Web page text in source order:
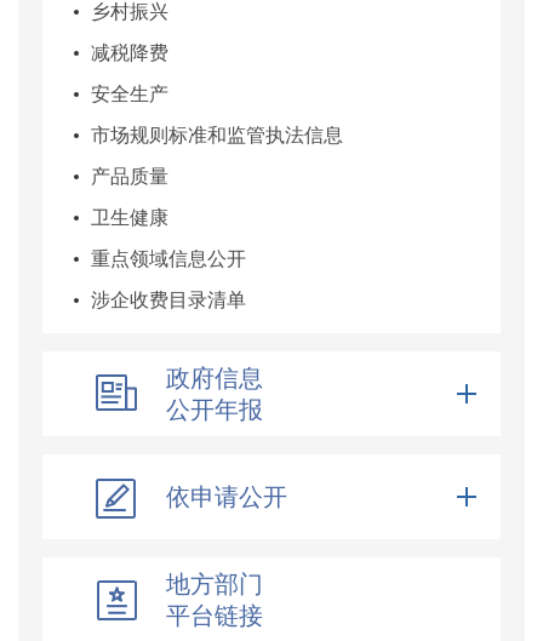
乡村振兴
减税降费
安全生产
市场规则标准和监管执法信息
产品质量
卫生健康
重点领域信息公开
涉企收费目录清单
政府信息
公开年报
依申请公开
地方部门
平台链接